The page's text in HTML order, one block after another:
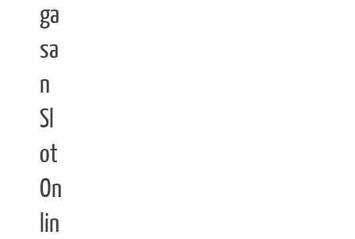
ga
sa
n
Sl
ot
On
lin